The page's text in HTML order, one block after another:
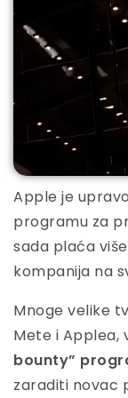
Apple je upravo
programu za
sada plaća
kompanija na
Mnoge velike
Mete i Applea,
bounty”
zaraditi novac